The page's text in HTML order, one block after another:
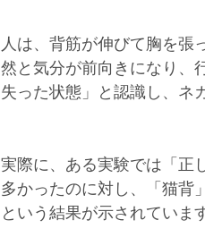
人は、背筋が伸びて胸を張
然と気分が前向きになり、
失った状態」と認識し、ネ
実際に、ある実験では「正
多かったのに対し、「猫背
という結果が示されています